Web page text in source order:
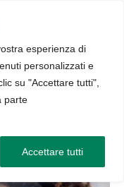
esperienza di
personalizzati e
su "Accettare tutti",
parte
Accettare tutti